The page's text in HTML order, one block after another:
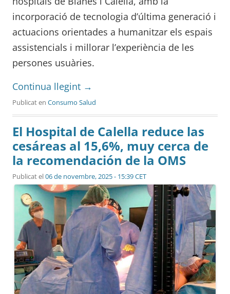
incorporació de tecnologia d’última generació i
actuacions orientades a humanitzar els espais
assistencials i millorar l’experiència de les
persones usuàries.
Continua llegint →
Publicat en Consumo Salud
El Hospital de Calella reduce las
cesáreas al 15,6%, muy cerca de
la recomendación de la OMS
Publicat el06 de novembre, 2025 - 15:39 CET